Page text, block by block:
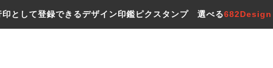
印として登録できるデザイン印鑑ピクスタンプ 選べる682Design